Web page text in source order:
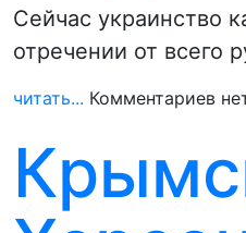
Сейчас украинство
отречении от всего
читать... Комментариев